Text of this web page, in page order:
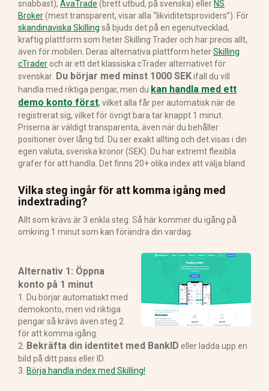
snabbast), AvaTrade (brett utbud, på svenska) eller NS
Broker(mest transparent, visar alla “likviditetsproviders”). För
skandinaviska Skilling så bjuds det på en egenutvecklad,
kraftig plattform som heter Skilling Trader och har precis allt,
även för mobilen. Deras alternativa plattform heterSkilling
cTrader och är ett det klassiska cTrader alternativet för
svenskar. Du börjar med minst 1000 SEKifall du vill
handla med riktiga pengar, men du kan handla med ett
demo konto först, vilket alla får per automatisk när de
registrerat sig, vilket för övrigt bara tar knappt 1 minut.
Priserna är väldigt transparenta, även när du behåller
positioner över lång tid. Du ser exakt allting och det visas i din
egen valuta, svenska kronor (SEK). Du har extremt flexibla
grafer för att handla. Det finns 20+ olika index att välja bland.
Vilka steg ingår för att komma igång med
indextrading?
Allt som krävs är 3 enkla steg. Så här kommer du igång på
omkring 1 minut som kan förändra din vardag.
Alternativ 1: Öppna
konto på 1 minut
1. Du börjar automatiskt med
demokonto, men vid riktiga
pengar så krävs även steg 2
för att komma igång.
2. Bekräfta din identitet med BankID eller ladda upp en
bild på ditt pass eller ID.
3. Börja handla index med Skilling!